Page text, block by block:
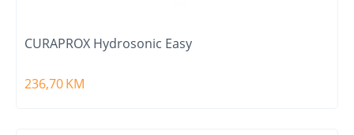
CURAPROX Hydrosonic Easy
236,70KM